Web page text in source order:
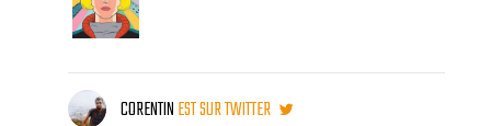
CORENTINEST SUR TWITTER